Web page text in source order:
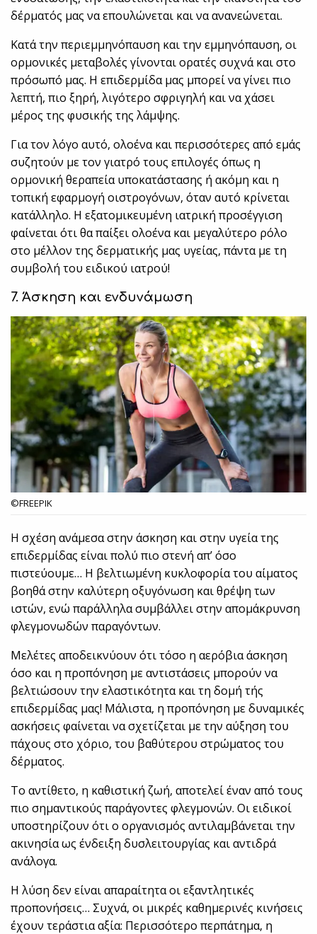
δέρματός μας να επουλώνεται και να ανανεώνεται.
Κατά την περιεμμηνόπαυση και την εμμηνόπαυση, οι
ορμονικές μεταβολές γίνονται ορατές συχνά και στο
πρόσωπό μας. Η επιδερμίδα μας μπορεί να γίνει πιο
λεπτή, πιο ξηρή, λιγότερο σφριγηλή και να χάσει
μέρος της φυσικής της λάμψης.
Για τον λόγο αυτό, ολοένα και περισσότερες από εμάς
συζητούν με τον γιατρό τους επιλογές όπως η
ορμονική θεραπεία υποκατάστασης ή ακόμη και η
τοπική εφαρμογή οιστρογόνων, όταν αυτό κρίνεται
κατάλληλο. Η εξατομικευμένη ιατρική προσέγγιση
φαίνεται ότι θα παίξει ολοένα και μεγαλύτερο ρόλο
στο μέλλον της δερματικής μας υγείας, πάντα με τη
συμβολή του ειδικού ιατρού!
7. Άσκηση και ενδυνάμωση
©FREEPIK
Η σχέση ανάμεσα στην άσκηση και στην υγεία της
επιδερμίδας είναι πολύ πιο στενή απ’ όσο
πιστεύουμε… Η βελτιωμένη κυκλοφορία του αίματος
βοηθά στην καλύτερη οξυγόνωση και θρέψη των
ιστών, ενώ παράλληλα συμβάλλει στην απομάκρυνση
φλεγμονωδών παραγόντων.
Μελέτες αποδεικνύουν ότι τόσο η αερόβια άσκηση
όσο και η προπόνηση με αντιστάσεις μπορούν να
βελτιώσουν την ελαστικότητα και τη δομή τής
επιδερμίδας μας! Μάλιστα, η προπόνηση με δυναμικές
ασκήσεις φαίνεται να σχετίζεται με την αύξηση του
πάχους στο χόριο, του βαθύτερου στρώματος του
δέρματος.
Το αντίθετο, η καθιστική ζωή, αποτελεί έναν από τους
πιο σημαντικούς παράγοντες φλεγμονών. Οι ειδικοί
υποστηρίζουν ότι ο οργανισμός αντιλαμβάνεται την
ακινησία ως ένδειξη δυσλειτουργίας και αντιδρά
ανάλογα.
Η λύση δεν είναι απαραίτητα οι εξαντλητικές
προπονήσεις… Συχνά, οι μικρές καθημερινές κινήσεις
έχουν τεράστια αξία: Περισσότερο περπάτημα, η